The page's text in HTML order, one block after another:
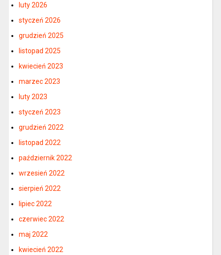
luty 2026
styczeń 2026
grudzień 2025
listopad 2025
kwiecień 2023
marzec 2023
luty 2023
styczeń 2023
grudzień 2022
listopad 2022
październik 2022
wrzesień 2022
sierpień 2022
lipiec 2022
czerwiec 2022
maj 2022
kwiecień 2022